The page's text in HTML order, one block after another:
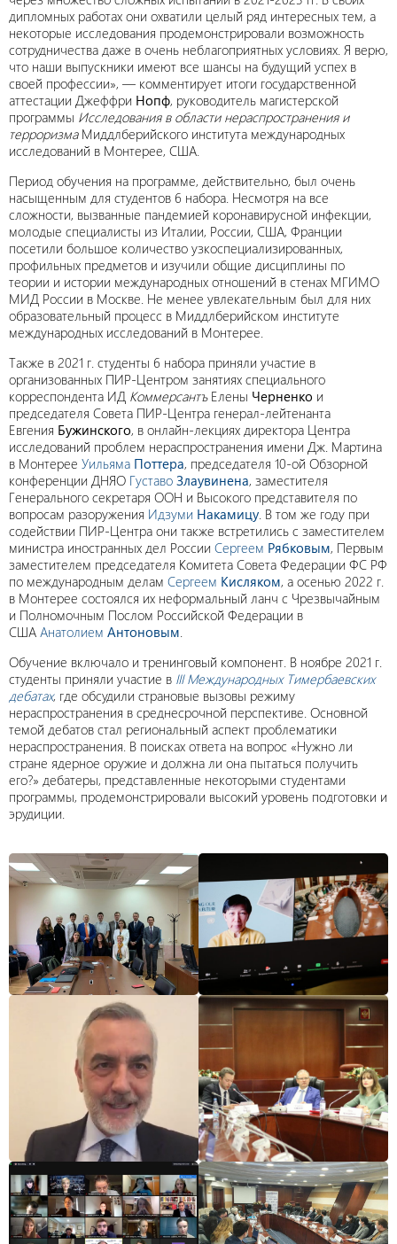
дипломных работах они охватили целый ряд интересных тем, а
некоторые исследования продемонстрировали возможность
сотрудничества даже в очень неблагоприятных условиях. Я верю,
что наши выпускники имеют все шансы на будущий успех в
своей профессии», — комментирует итоги государственной
аттестации Джеффри Нопф, руководитель магистерской
программы Исследования в области нераспространения и
терроризмаМиддлберийского института международных
исследований в Монтерее, США.
Период обучения на программе, действительно, был очень
насыщенным для студентов 6 набора. Несмотря на все
сложности, вызванные пандемией коронавирусной инфекции,
молодые специалисты из Италии, России, США, Франции
посетили большое количество узкоспециализированных,
профильных предметов и изучили общие дисциплины по
теории и истории международных отношений в стенах МГИМО
МИД России в Москве. Не менее увлекательным был для них
образовательный процесс в Миддлберийском институте
международных исследований в Монтерее.
Также в 2021 г. студенты 6 набора приняли участие в
организованных ПИР-Центром занятиях специального
корреспондента ИД КоммерсантъЕлены Черненко и
председателя Совета ПИР-Центра генерал-лейтенанта
Евгения Бужинского, в онлайн-лекциях директора Центра
исследований проблем нераспространения имени Дж. Мартина
в Монтерее Уильяма Поттера, председателя 10-ой Обзорной
конференции ДНЯО Густаво Злаувинена, заместителя
Генерального секретаря ООН и Высокого представителя по
вопросам разоружения Идзуми Накамицу. В том же году при
содействии ПИР-Центра они также встретились с заместителем
министра иностранных дел России Сергеем Рябковым, Первым
заместителем председателя Комитета Совета Федерации ФС РФ
по международным делам Сергеем Кисляком, а осенью 2022 г.
в Монтерее состоялся их неформальный ланч с Чрезвычайным
и Полномочным Послом Российской Федерации в
США Анатолием Антоновым.
Обучение включало и тренинговый компонент. В ноябре 2021 г.
студенты приняли участие в III Международных Тимербаевских
дебатах, где обсудили страновые вызовы режиму
нераспространения в среднесрочной перспективе. Основной
темой дебатов стал региональный аспект проблематики
нераспространения. В поисках ответа на вопрос «Нужно ли
стране ядерное оружие и должна ли она пытаться получить
его?» дебатеры, представленные некоторыми студентами
программы, продемонстрировали высокий уровень подготовки и
эрудиции.